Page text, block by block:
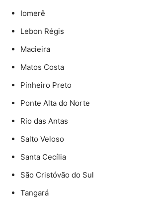
Iomerê
Lebon Régis
Macieira
Matos Costa
Pinheiro Preto
Ponte Alta do Norte
Rio das Antas
Salto Veloso
Santa Cecília
São Cristóvão do Sul
Tangará